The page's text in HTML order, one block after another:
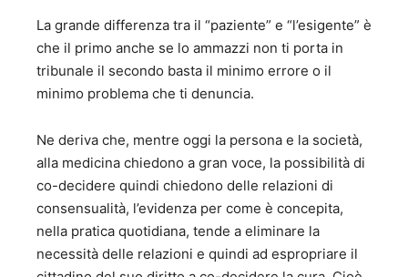
La grande differenza tra il “paziente” e “l’esigente” è
che il primo anche se lo ammazzi non ti porta in
tribunale il secondo basta il minimo errore o il
minimo problema che ti denuncia.
Ne deriva che, mentre oggi la persona e la società,
alla medicina chiedono a gran voce, la possibilità di
co-decidere quindi chiedono delle relazioni di
consensualità, l’evidenza per come è concepita,
nella pratica quotidiana, tende a eliminare la
necessità delle relazioni e quindi ad espropriare il